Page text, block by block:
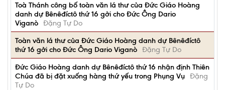
Toà Thánh công bố toàn văn lá thư của Đức Giáo Hoàng
danh dự Bênêđíctô thứ 16 gởi cho Đức Ông Dario
Viganò Đặng Tự Do
Toàn văn lá thư của Đức Giáo Hoàng danh dự Bênêđíctô
thứ 16 gởi cho Đức Ông Dario Viganò Đặng Tự Do
Đức Giáo Hoàng danh dự Bênêđíctô thứ 16 nhận định Thiên
Chúa đã bị đặt xuống hàng thứ yếu trong Phụng Vụ Đặng
Tự Do